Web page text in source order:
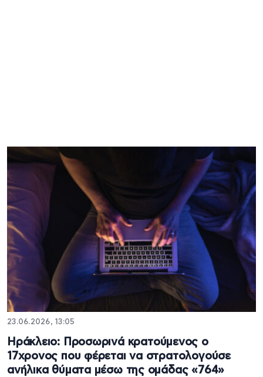
23.06.2026, 13:05
Ηράκλειο: Προσωρινά κρατούμενος ο
17χρονος που φέρεται να στρατολογούσε
ανήλικα θύματα μέσω της ομάδας «764»